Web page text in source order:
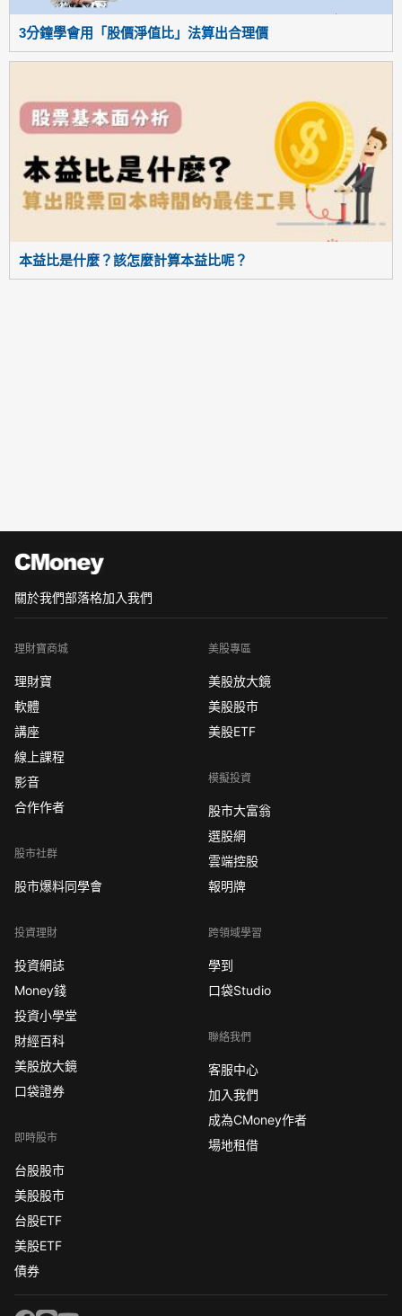
3分鐘學會用「股價淨值比」法算出合理價
本益比是什麼？該怎麼計算本益比呢？
關於我們部落格加入我們
理財寶商城
理財寶
軟體
講座
線上課程
影音
合作作者
股市社群
股市爆料同學會
投資理財
投資網誌
Money錢
投資小學堂
財經百科
美股放大鏡
口袋證券
即時股市
台股股市
美股股市
台股ETF
美股ETF
債券
美股專區
美股放大鏡
美股股市
美股ETF
模擬投資
股市大富翁
選股網
雲端控股
報明牌
跨領域學習
學到
口袋Studio
聯絡我們
客服中心
加入我們
成為CMoney作者
場地租借